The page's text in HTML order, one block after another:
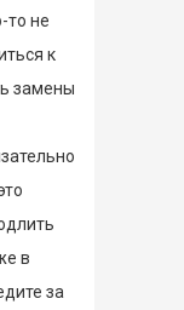
то не
к
замены
в
за